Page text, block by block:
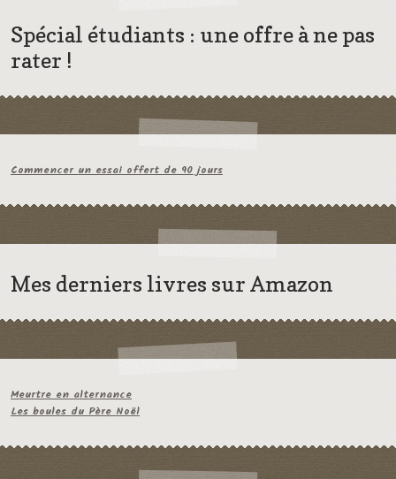
Spécial étudiants : une offre à ne pas
rater !
Commencer un essai offert de 90 jours
Mes derniers livres sur Amazon
Meurtre en alternance
Les boules du Père Noël